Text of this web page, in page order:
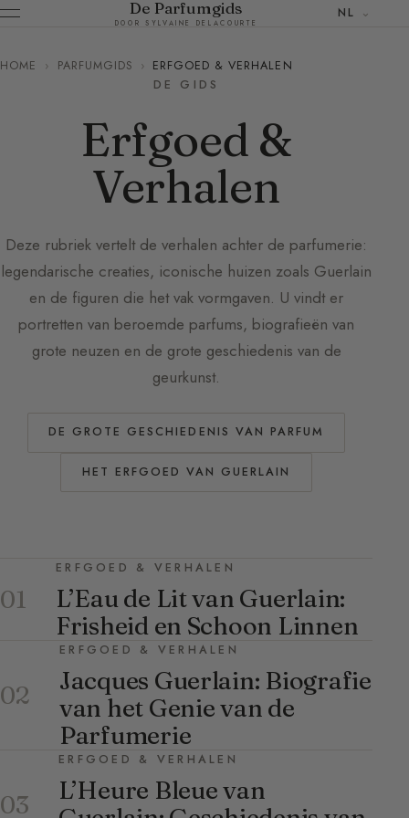
De Parfumgids
DOOR SYLVAINE DELACOURTE
NL
HOME › PARFUMGIDS › ERFGOED & VERHALEN
DE GIDS
Erfgoed &
Verhalen
Deze rubriek vertelt de verhalen achter de parfumerie:
legendarische creaties, iconische huizen zoals Guerlain
en de figuren die het vak vormgaven. U vindt er
portretten van beroemde parfums, biografieën van
grote neuzen en de grote geschiedenis van de
geurkunst.
DE GROTE GESCHIEDENIS VAN PARFUM
HET ERFGOED VAN GUERLAIN
01
ERFGOED & VERHALEN
L’Eau de Lit van Guerlain:
Frisheid en Schoon Linnen
02
ERFGOED & VERHALEN
Jacques Guerlain: Biografie
van het Genie van de
Parfumerie
03
ERFGOED & VERHALEN
L’Heure Bleue van